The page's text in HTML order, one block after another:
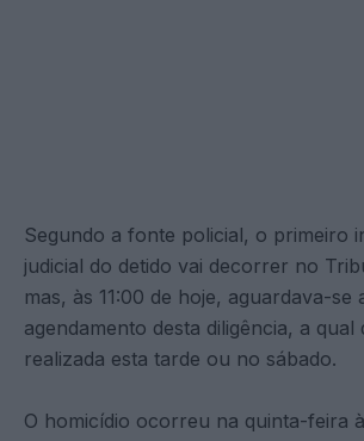
Segundo a fonte policial, o primeiro
judicial do detido vai decorrer no
mas, às 11:00 de hoje, aguardava-se
agendamento desta diligência, a qual
realizada esta tarde ou no sábado.
O homicídio ocorreu na quinta-feira